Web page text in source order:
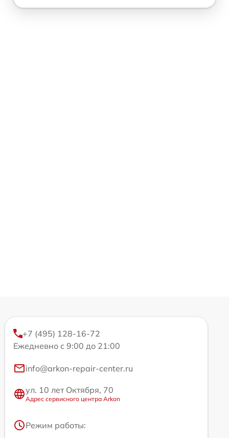
+7 (495) 128-16-72
Ежедневно с 9:00 до 21:00
info@arkon-repair-center.ru
ул. 10 лет Октября, 70
Адрес сервисного центра Arkon
Режим работы: